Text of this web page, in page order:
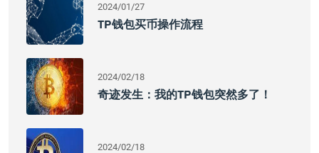
2024/01/27
TP钱包买币操作流程
2024/02/18
奇迹发生：我的TP钱包突然多了！
2024/02/18